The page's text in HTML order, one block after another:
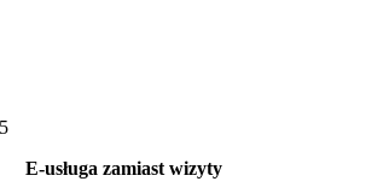
E-usługa zamiast wizyty